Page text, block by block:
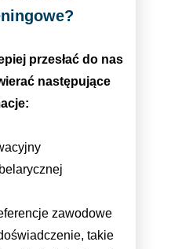
przesłać do nas
następujące
zawodowe
takie